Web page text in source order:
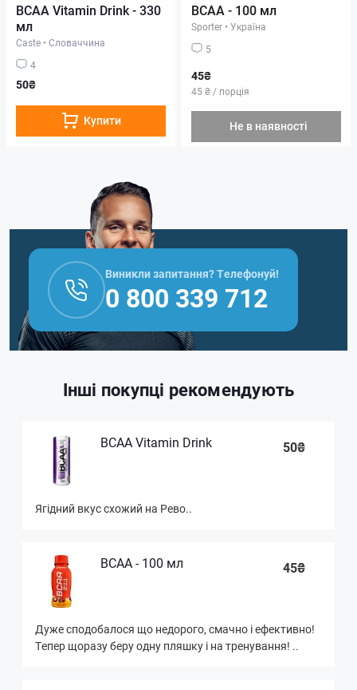
BCAA Vitamin Drink - 330
мл
Caste • Словаччина
4
50₴
Купити
BCAA - 100 мл
Sporter • Україна
5
45₴
45 ₴ / порція
Не в наявності
Виникли запитання? Телефонуй!
0 800 339 712
Інші покупці рекомендують
BCAA Vitamin Drink 50₴
Ягідний вкус схожий на Рево..
BCAA - 100 мл 45₴
Дуже сподобалося що недорого, смачно і ефективно!
Тепер щоразу беру одну пляшку і на тренування! ..